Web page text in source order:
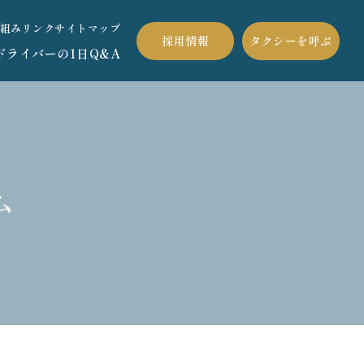
ライバーの1日Q&A
み リンクサイトマップ
採用情報 タクシーを呼ぶ